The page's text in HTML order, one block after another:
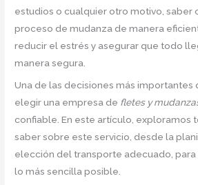
estudios o cualquier otro motivo, saber
proceso de mudanza de manera
reducir el estrés y asegurar que todo
manera segura.
Una de las decisiones más importantes
elegir una empresa de fletes y
confiable. En este artículo, exploramos
saber sobre este servicio, desde la
elección del transporte adecuado, para
lo más sencilla posible.